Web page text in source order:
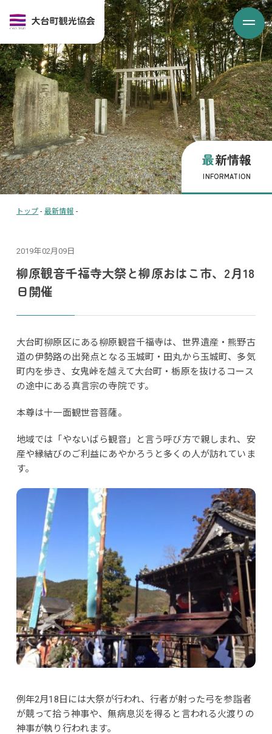
最新情報
INFORMATION
トップ - 最新情報 -
2019年02月09日
柳原観音千福寺大祭と柳原おはこ市、2月18
日開催
大台町柳原区にある柳原観音千福寺は、世界遺産・熊野古
道の伊勢路の出発点となる玉城町・田丸から玉城町、多気
町内を歩き、女鬼峠を越えて大台町・栃原を抜けるコース
の途中にある真言宗の寺院です。
本尊は十一面観世音菩薩。
地域では「やないばら観音」と言う呼び方で親しまれ、安
産や縁結びのご利益にあやかろうと多くの人が訪れていま
す。
例年2月18日には大祭が行われ、行者が射った弓を参詣者
が競って拾う神事や、無病息災を得ると言われる火渡りの
神事が執り行われます。